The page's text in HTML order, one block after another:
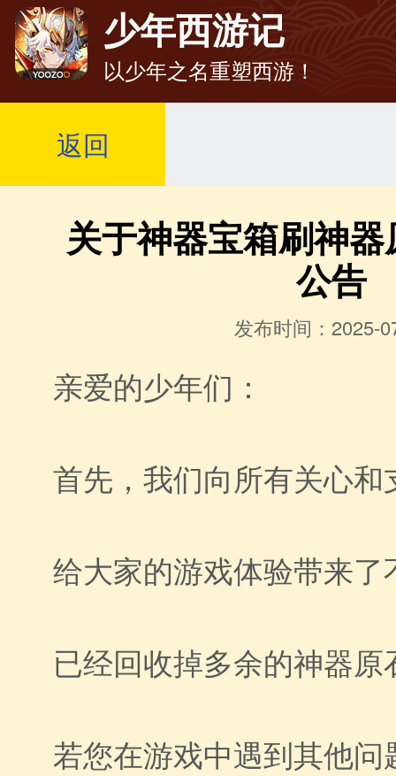
少年西游记
以少年之名重塑西游！
返回
关于神器宝箱刷神
公告
发布时间：2025-
亲爱的少年们：
首先，我们向所有关心
给大家的游戏体验带来
已经回收掉多余的神器
若您在游戏中遇到其他